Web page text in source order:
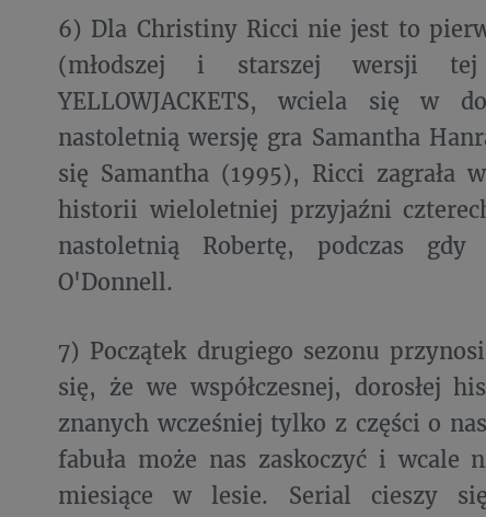
6) Dla Christiny Ricci nie jest to
(młodszej i starszej wersji
YELLOWJACKETS, wciela się w
nastoletnią wersję gra Samantha
się Samantha (1995), Ricci
historii wieloletniej przyjaźni
nastoletnią Robertę, podczas gdy
O'Donnell.
7) Początek drugiego sezonu
się, że we współczesnej, dorosłej
znanych wcześniej tylko z części o
fabuła może nas zaskoczyć i wcale
miesiące w lesie. Serial cieszy